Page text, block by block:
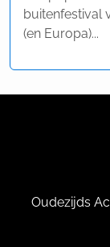
buitenfestival
(en Europa)...
Oudezijds